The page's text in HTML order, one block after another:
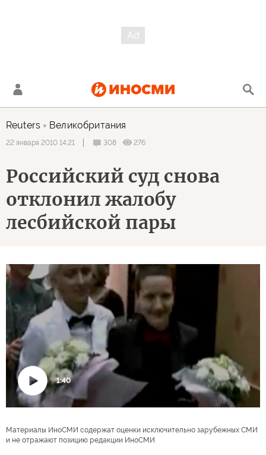
Reuters Великобритания
22 января 2010 14:21 308 276
Российский суд снова
отклонил жалобу
лесбийской пары
1:40
Материалы ИноСМИ содержат оценки исключительно зарубежных СМИ
и не отражают позицию редакции ИноСМИ